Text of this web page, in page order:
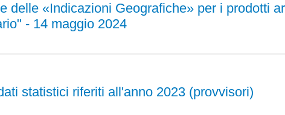
delle «Indicazioni Geografiche» per i prodotti
- 14 maggio 2024
statistici riferiti all'anno 2023 (provvisori)